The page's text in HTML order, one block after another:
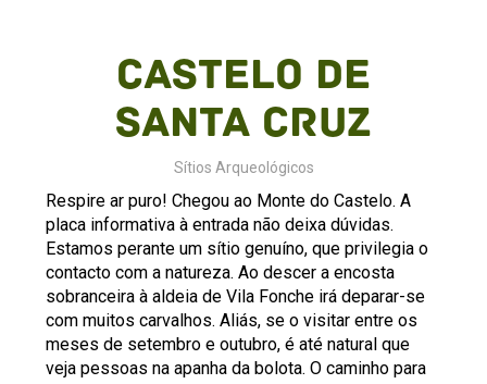
Castelo de
Santa Cruz
Sítios Arqueológicos
Respire ar puro! Chegou ao Monte do Castelo. A
placa informativa à entrada não deixa dúvidas.
Estamos perante um sítio genuíno, que privilegia o
contacto com a natureza. Ao descer a encosta
sobranceira à aldeia de Vila Fonche irá deparar-se
com muitos carvalhos. Aliás, se o visitar entre os
meses de setembro e outubro, é até natural que
veja pessoas na apanha da bolota. O caminho para